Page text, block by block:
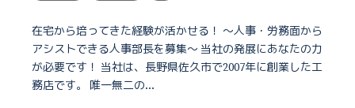
在宅から培ってきた経験が活かせる！ ～人事・労務面から
アシストできる人事部長を募集～ 当社の発展にあなたの力
が必要です！ 当社は、長野県佐久市で2007年に創業した工
務店です。 唯一無二の...